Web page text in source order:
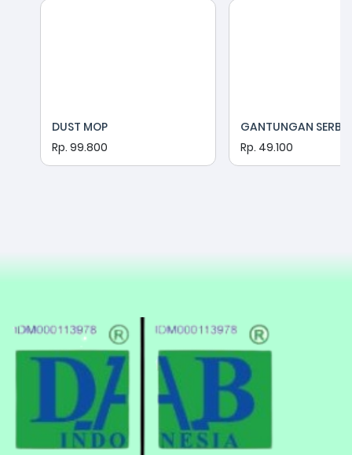
DUST MOP
Rp. 99.800
GANTUNGAN
Rp. 49.100